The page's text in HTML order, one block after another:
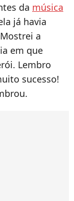
da música
já havia
a
em que
Lembro
sucesso!